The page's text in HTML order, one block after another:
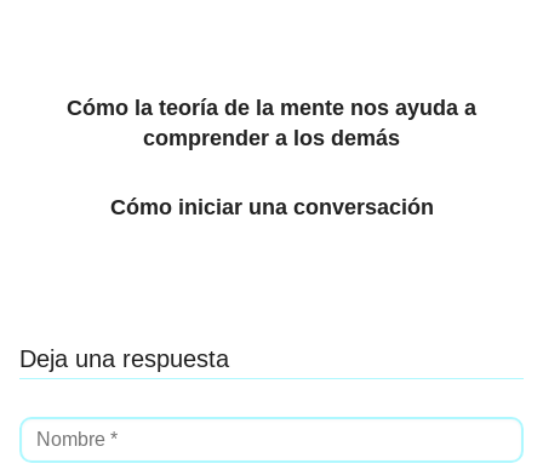
Cómo la teoría de la mente nos ayuda a
comprender a los demás
Cómo iniciar una conversación
Deja una respuesta